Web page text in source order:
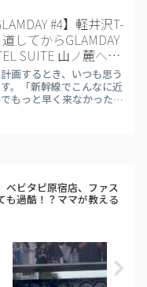
#4】軽井沢T-
してからGLAMDAY
SUITE 山ノ麓へ。
め3店舗まとめ
画するとき、いつも思う
。「新幹線でこんなに近
もっと早く来なかったん
ベビタピ原宿店、ファス
も過酷！？ママが教える